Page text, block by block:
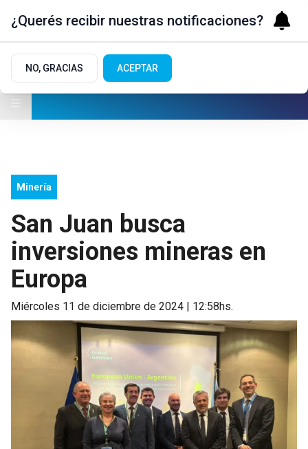
Minería
San Juan busca
inversiones mineras en
Europa
miércoles 11 de diciembre de 2024 | 12:58hs.
¿Querés recibir nuestras notificaciones?
NO, GRACIAS ACEPTAR